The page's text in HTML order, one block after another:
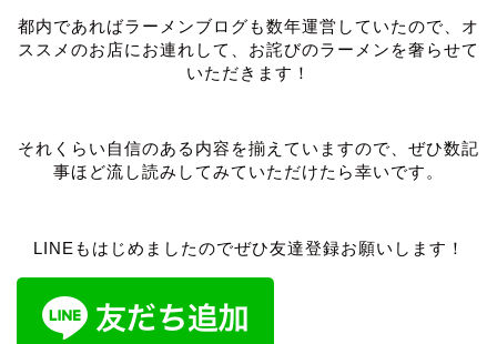
都内であればラーメンブログも数年運営していたので、オ
ススメのお店にお連れして、お詫びのラーメンを奢らせて
いただきます！
それくらい自信のある内容を揃えていますので、ぜひ数記
事ほど流し読みしてみていただけたら幸いです。
LINEもはじめましたのでぜひ友達登録お願いします！